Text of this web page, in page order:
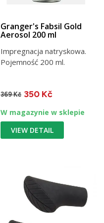
Granger's Fabsil Gold
Aerosol 200 ml
Impregnacja natryskowa.
Pojemność 200 ml.
369 Kč 350 Kč
W magazynie w sklepie
VIEW DETAIL